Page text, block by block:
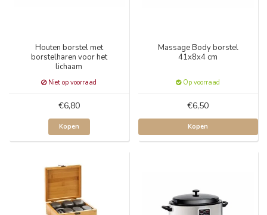
Houten borstel met
borstelharen voor het
lichaam
Niet op voorraad
€6,80
Kopen
Massage Body borstel
41x8x4 cm
Op voorraad
€6,50
Kopen